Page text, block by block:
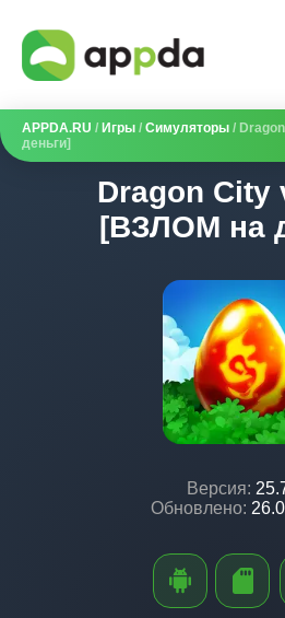
APPDA.RU / Игры / Симуляторы /
деньги]
Dragon City
[ВЗЛОМ на
Версия:
Обновлено: